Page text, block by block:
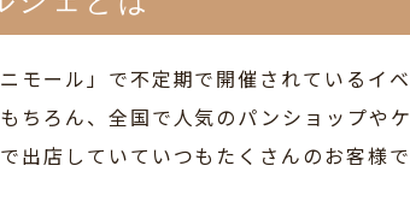
モール」で不定期で開催されているイベ
ちろん、全国で人気のパンショップや
出店していていつもたくさんのお客様で